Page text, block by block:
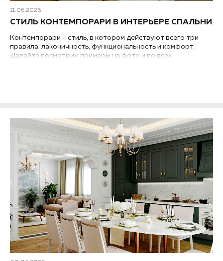
11.06.2026
СТИЛЬ КОНТЕМПОРАРИ В ИНТЕРЬЕРЕ СПАЛЬНИ
Контемпорари – стиль, в котором действуют всего три
правила: лаконичность, функциональность и комфорт.
Давайте посмотрим примеры на фото и во всех